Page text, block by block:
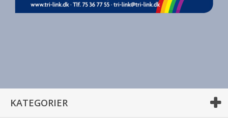
KATEGORIER